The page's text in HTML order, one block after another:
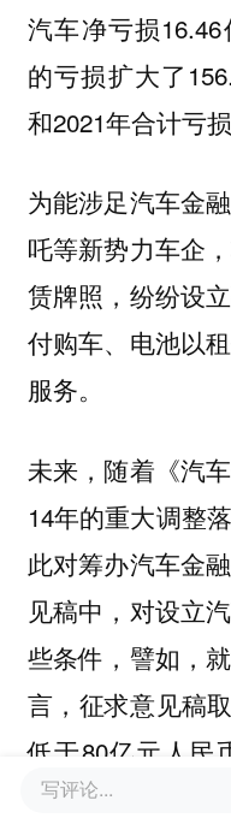
汽车净亏损
的亏损扩大了
和2021年合计亏
为能涉足汽车金
吒等新势力车企
赁牌照，纷纷设
付购车、电池以
服务。
未来，随着《汽
14年的重大调整
此对筹办汽车金
见稿中，对设立
些条件，譬如，
言，征求意见稿
低于80亿元人民
币”的资产规模限
写评论...